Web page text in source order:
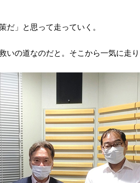
だ」と思って走っていく。
いの道なのだと。そこから一気に走り